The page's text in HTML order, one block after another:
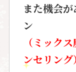
また機会
ン
（ミック
ンセリング